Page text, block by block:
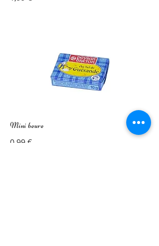
Mini beure
0,99 €